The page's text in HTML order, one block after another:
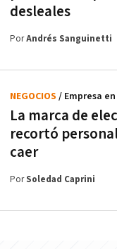
desleales
PorAndrés Sanguinetti
La marca de
recortó
caer
NEGOCIOS / Empresa
PorSoledad Caprini